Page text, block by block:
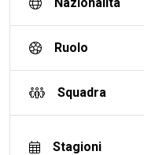
Ruolo
Squadra
Stagioni